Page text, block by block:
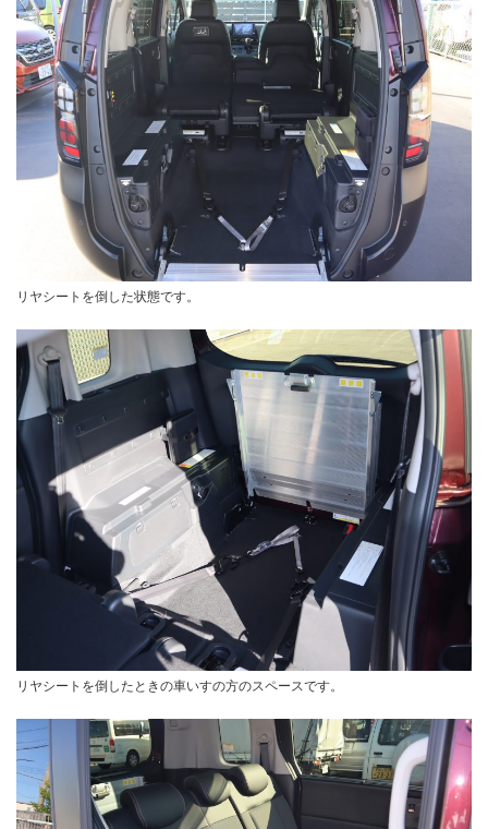
リヤシートを倒した状態です。
リヤシートを倒したときの車いすの方のスペースです。